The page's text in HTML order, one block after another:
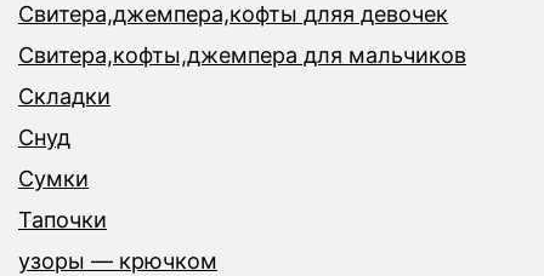
Свитера,джемпера,кофты дляя девочек
Свитера,кофты,джемпера для мальчиков
Складки
Снуд
Сумки
Тапочки
узоры — крючком